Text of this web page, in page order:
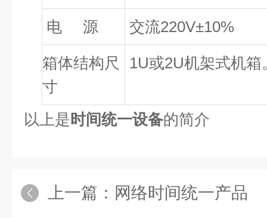
电 源 交流220V±10%
箱体结构尺
寸
1U或2U机架式机箱
以上是时间统一设备的简介
上一篇： 网络时间统一产品